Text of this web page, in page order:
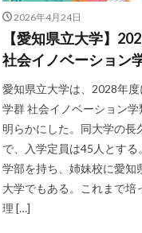
2026年4月24日
【愛知県立大学】
社会イノベーション
愛知県立大学は、2028年
学群 社会イノベーション
明らかにした。同大学の長
で、入学定員は45人とす
学部を持ち、姉妹校に愛知
大学でもある。これまで培
理 […]